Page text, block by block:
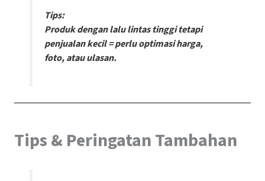
Tips:
Produk dengan lalu lintas tinggi tetapi
penjualan kecil = perlu optimasi harga,
foto, atau ulasan.
Tips & Peringatan Tambahan